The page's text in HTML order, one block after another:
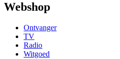
Webshop
Ontvanger
TV
Radio
Witgoed